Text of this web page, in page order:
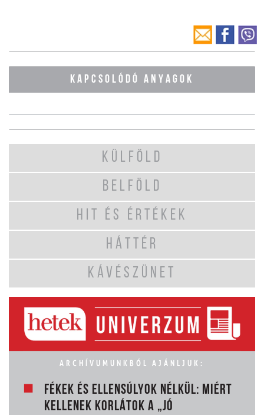
KAPCSOLÓDÓ ANYAGOK
KÜLFÖLD
BELFÖLD
HIT ÉS ÉRTÉKEK
HÁTTÉR
KÁVÉSZÜNET
ARCHÍVUMUNKBÓL AJÁNLJUK:
FÉKEK ÉS ELLENSÚLYOK NÉLKÜL: MIÉRT
KELLENEK KORLÁTOK A „JÓ